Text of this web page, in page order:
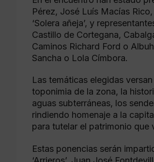
Pérez, José Luís Macías
‘Solera añeja’, y
Castillo de Cortegana,
Caminos Richard Ford o
Sancha o Lola Címbora.
Las temáticas elegidas
toponimia de la zona, la
aguas subterráneas, los
rindiendo homenaje a la
para tutelar el patrimonio que
Estas ponencias serán